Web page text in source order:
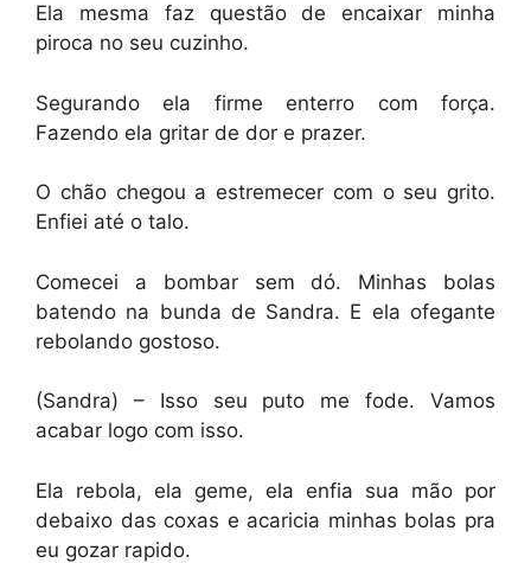
Ela mesma faz questão de encaixar minha
piroca no seu cuzinho.
Segurando ela firme enterro com força.
Fazendo ela gritar de dor e prazer.
O chão chegou a estremecer com o seu grito.
Enfiei até o talo.
Comecei a bombar sem dó. Minhas bolas
batendo na bunda de Sandra. E ela ofegante
rebolando gostoso.
(Sandra) – Isso seu puto me fode. Vamos
acabar logo com isso.
Ela rebola, ela geme, ela enfia sua mão por
debaixo das coxas e acaricia minhas bolas pra
eu gozar rapido.